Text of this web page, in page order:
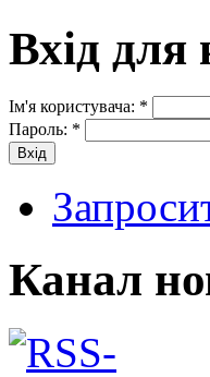
Вхід для
Ім'я користувача: *
Пароль: *
Канал